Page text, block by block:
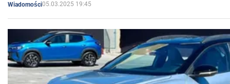
Wiadomości05.03.2025 19:45